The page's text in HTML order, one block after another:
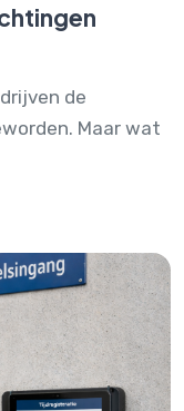
de
Maar wat